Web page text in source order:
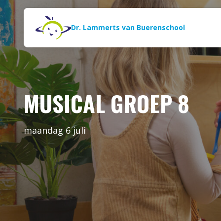
Naar de inhoud
Dr. Lammerts van Buerenschool
MUSICAL GROEP 8
maandag 6 juli